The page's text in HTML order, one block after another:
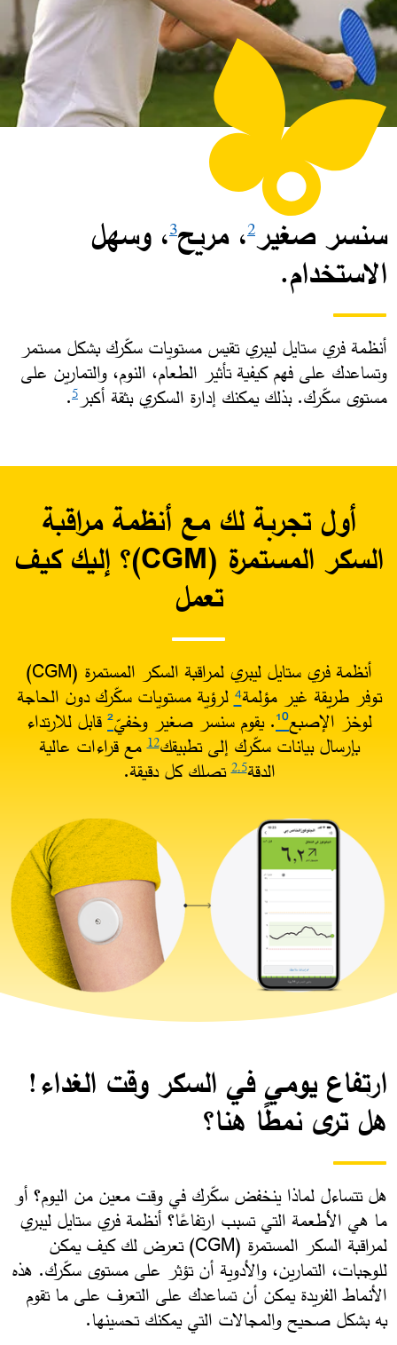
سنسر صغير2، مريح3، وسهل
الاستخدام.
أنظمة فري ستايل ليبري تقيس مستويات سكّرك بشكل مستمر
وتساعدك على فهم كيفية تأثير الطعام، النوم، والتمارين على
مستوى سكّرك. بذلك يمكنك إدارة السكري بثقة أكبر 5
. ​
أول تجربة لك مع أنظمة مراقبة
السكر المستمرة (CGM)؟ إليك كيف
تعمل​
أنظمة فري ستايل ليبري لمراقبة السكر المستمرة (CGM)
توفر طريقة غير مؤلمة⁴لرؤية مستويات سكّرك دون الحاجة
لوخز الإصبع¹⁰. يقوم سنسر صغير وخفيّ²قابل للارتداء
بإرسال بيانات سكّرك إلى تطبيقك12مع قراءات عالية
الدقة 2,5 تصلك كل دقيقة.​
ارتفاع يومي في السكر وقت الغداء!
هل ترى نمطًا هنا؟
هل تتساءل لماذا ينخفض سكّرك في وقت معين من اليوم؟ أو
ما هي الأطعمة التي تسبب ارتفاعًا؟ أنظمة فري ستايل ليبري
لمراقبة السكر المستمرة (CGM) تعرض لك كيف يمكن
للوجبات، التمارين، والأدوية أن تؤثر على مستوى سكّرك. هذه
الأنماط الفريدة يمكن أن تساعدك على التعرف على ما تقوم
به بشكل صحيح والمجالات التي يمكنك تحسينها. ​